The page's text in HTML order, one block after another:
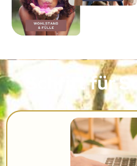
Schritt für